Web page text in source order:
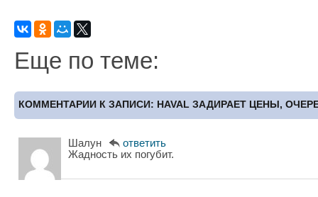
Еще по теме:
КОММЕНТАРИИ К ЗАПИСИ: HAVAL ЗАДИРАЕТ ЦЕНЫ,
Шалун
ответить
Жадность их погубит.